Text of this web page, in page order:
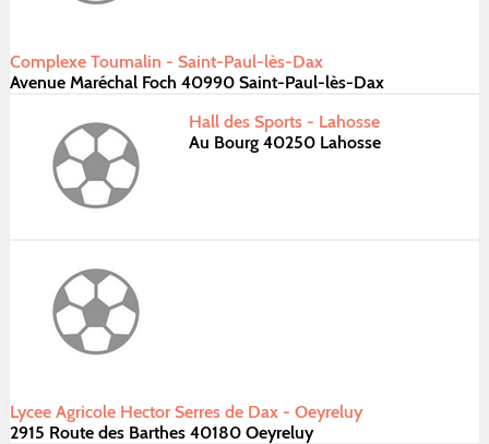
Complexe Toumalin - Saint-Paul-lès-Dax
Avenue Maréchal Foch 40990 Saint-Paul-lès-Dax
Hall des Sports - Lahosse
Au Bourg 40250 Lahosse
Lycee Agricole Hector Serres de Dax - Oeyreluy
2915 Route des Barthes 40180 Oeyreluy